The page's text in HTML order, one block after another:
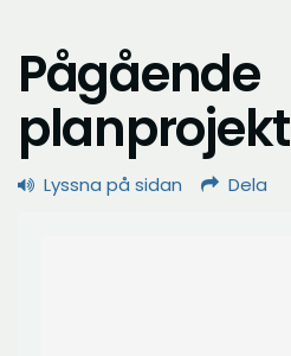
Pågående
planprojekt
Lyssna på sidan Dela